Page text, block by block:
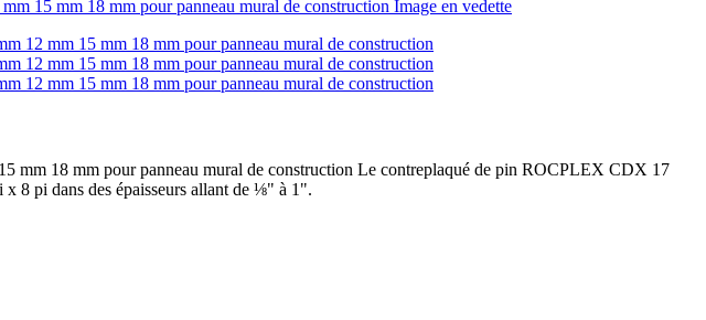
mm 18 mm pour panneau mural de construction Le contreplaqué de pin ROCPLEX CDX 17
8 pi dans des épaisseurs allant de ⅛" à 1".